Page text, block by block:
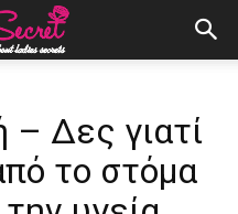
– Δες γιατί
το στόμα